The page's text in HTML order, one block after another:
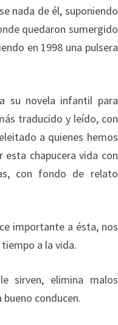
nada de él, suponiendo
quedaron sumergido
en 1998 una pulsera
su novela infantil para
traducido y leído, con
a quienes hemos
chapucera vida con
con fondo de relato
importante a ésta, nos
a la vida.
sirven, elimina malos
conducen.